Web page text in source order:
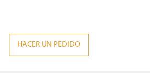
HACER UN PEDIDO